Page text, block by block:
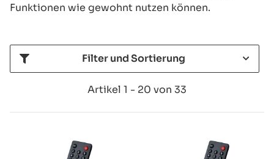
Funktionen wie gewohnt nutzen können.
Filter und Sortierung
Artikel 1 - 20 von 33